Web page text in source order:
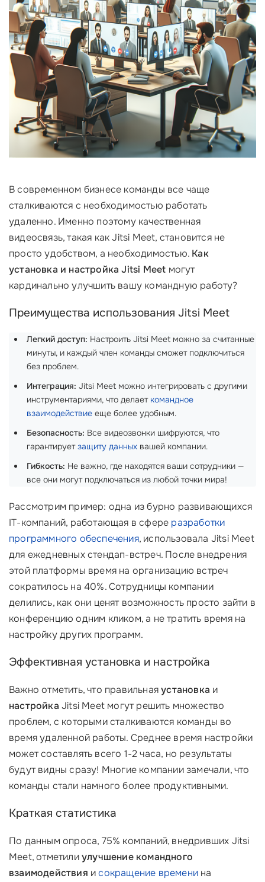
В современном бизнесе команды все чаще
сталкиваются с необходимостью работать
удаленно. Именно поэтому качественная
видеосвязь, такая как Jitsi Meet, становится не
просто удобством, а необходимостью. Как
установка и настройка Jitsi Meet могут
кардинально улучшить вашу командную работу?
Преимущества использования Jitsi Meet
Легкий доступ: Настроить Jitsi Meet можно за считанные
минуты, и каждый член команды сможет подключиться
без проблем.
Интеграция: Jitsi Meet можно интегрировать с другими
инструментариями, что делает командное
взаимодействие еще более удобным.
Безопасность: Все видеозвонки шифруются, что
гарантируетзащиту данных вашей компании.
Гибкость: Не важно, где находятся ваши сотрудники —
все они могут подключаться из любой точки мира!
Рассмотрим пример: одна из бурно развивающихся
IT-компаний, работающая в сфере разработки
программного обеспечения, использовала Jitsi Meet
для ежедневных стендап-встреч. После внедрения
этой платформы время на организацию встреч
сократилось на 40%. Сотрудницы компании
делились, как они ценят возможность просто зайти в
конференцию одним кликом, а не тратить время на
настройку других программ.
Эффективная установка и настройка
Важно отметить, что правильнаяустановка и
настройка Jitsi Meet могут решить множество
проблем, с которыми сталкиваются команды во
время удаленной работы. Среднее время настройки
может составлять всего 1-2 часа, но результаты
будут видны сразу! Многие компании замечали, что
команды стали намного более продуктивными.
Краткая статистика
По данным опроса, 75% компаний, внедривших Jitsi
Meet, отметилиулучшение командного
взаимодействия исокращение времени на